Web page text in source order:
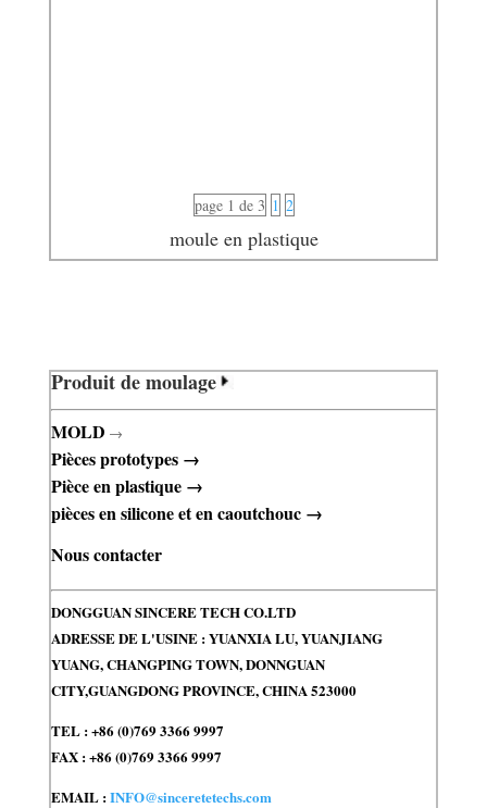
moule en plastique
Produit de moulage
→
MOLD
→
Pièces prototypes
→
Pièce en plastique
→
pièces en silicone et en caoutchouc
Nous contacter
DONGGUAN SINCERE TECH CO.LTD
ADRESSE DE L'USINE : YUANXIA LU, YUANJIANG
YUANG, CHANGPING TOWN, DONNGUAN
CITY,GUANGDONG PROVINCE, CHINA 523000
TEL : +86 (0)769 3366 9997
FAX : +86 (0)769 3366 9997
EMAIL :INFO@sinceretetechs.com
page 1 de 3 1 2